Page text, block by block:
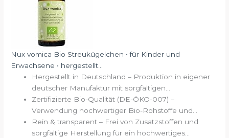
Nux vomica Bio Streukügelchen • für Kinder und
Erwachsene • hergestellt...
Hergestellt in Deutschland – Produktion in eigener
deutscher Manufaktur mit sorgfältigen...
Zertifizierte Bio-Qualität (DE-ÖKO-007) –
Verwendung hochwertiger Bio-Rohstoffe und...
Rein & transparent – Frei von Zusatzstoffen und
sorgfältige Herstellung für ein hochwertiges...